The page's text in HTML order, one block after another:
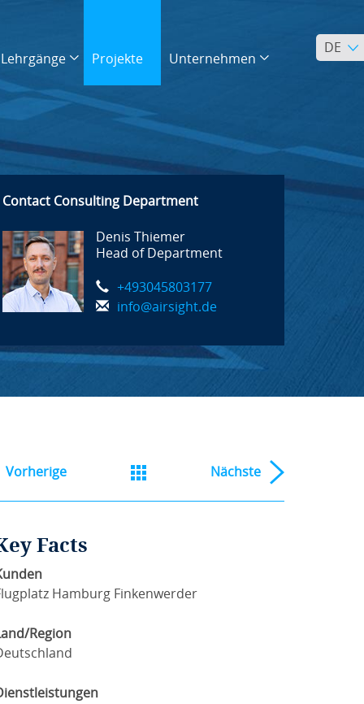
Lehrgänge Projekte Unternehmen
DE
Contact Consulting Department
Denis Thiemer
Head of Department
+493045803177
info@airsight.de
Vorherige Nächste
Facts
Hamburg Finkenwerder
Region